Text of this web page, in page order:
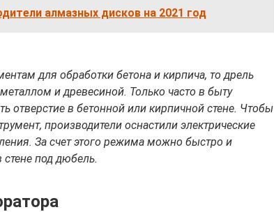
алмазных дисков на 2021 год
для обработки бетона и кирпича, то дрель
и древесиной. Только часто в быту
отверстие в бетонной или кирпичной стене. Чтобы
производители оснастили электрические
За счет этого режима можно быстро и
под дюбель.